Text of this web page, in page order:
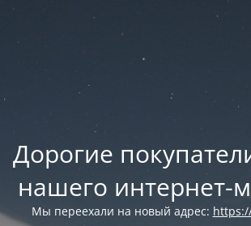
Дорогие
нашего интернет-
Мы переехали на новый адрес: